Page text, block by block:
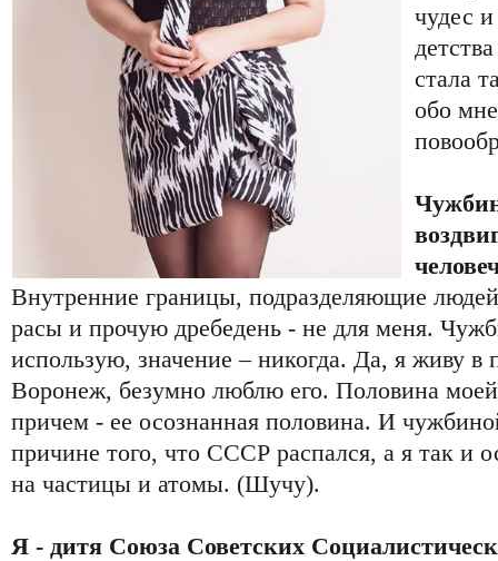
чудес
стала
обо
Внутренние границы, подразделяющие
расы и прочую дребедень - не для меня.
использую, значение – никогда. Да, я живу в
Воронеж, безумно люблю его. Половина
причем - ее осознанная половина. И
причине того, что СССР распался, а я так и
на частицы и атомы. (Шучу).
Я - дитя Союза Советских